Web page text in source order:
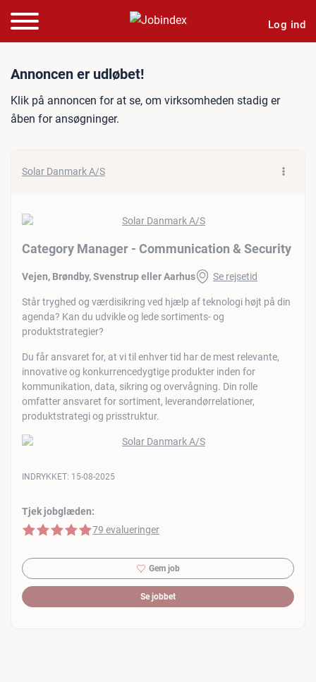
Log ind
Jobannonce: Category
Annoncen er udløbet!
Klik på annoncen for at se, om virksomheden stadig er
åben for ansøgninger.
Solar Danmark A/S
Category Manager - Communication & Security
Vejen, Brøndby, Svenstrup eller Aarhus Se rejsetid
Står tryghed og værdisikring ved hjælp af teknologi højt på din
agenda? Kan du udvikle og lede sortiments- og
produktstrategier?
Du får ansvaret for, at vi til enhver tid har de mest relevante,
innovative og konkurrencedygtige produkter inden for
kommunikation, data, sikring og overvågning. Din rolle
omfatter ansvaret for sortiment, leverandørrelationer,
produktstrategi og prisstruktur.
Tjek jobglæden:
5 af 5 stjerner
79 evalueringer
INDRYKKET: 15-08-2025
Gem job
Se jobbet